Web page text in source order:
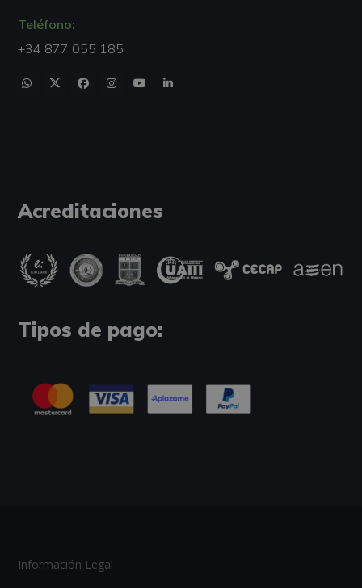
Teléfono:
+34 877 055 185
Acreditaciones
Tipos de pago:
Información Legal